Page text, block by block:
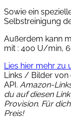
Sowie ein
Selbstreinigung
Außerdem kann
mit : 400 U/min,
Lies hier mehr zu
Links / Bilder
API. Amazon-
du auf diesen
Provision. Für
Preis!